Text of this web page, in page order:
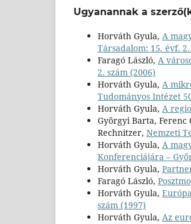
Ugyanannak a
Horváth Gyula, A
Társadalom: 15. évf.
Faragó László, A
2. szám (2006)
Horváth Gyula, A
Tudományos Intézet
Horváth Gyula, A
Györgyi Barta, Ferenc
Rechnitzer, Nemzeti
Horváth Gyula, A
Konferenciájára –
Horváth Gyula,
Faragó László,
Horváth Gyula,
szám (1997)
Horváth Gyula, Az